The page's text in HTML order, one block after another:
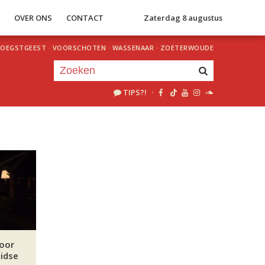
OVER ONS CONTACT Zaterdag 8 augustus
OEGSTGEEST · VOORSCHOTEN · WASSENAAR · ZOETERWOUDE
TIPS?! ·